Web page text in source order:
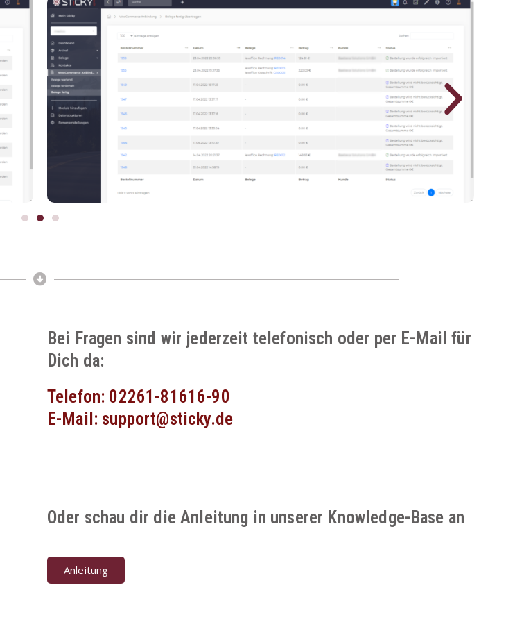
Bei Fragen sind wir jederzeit telefonisch oder per E-Mail für
Dich da:
Telefon: 02261-81616-90
E-Mail: support@sticky.de
Oder schau dir die Anleitung in unserer Knowledge-Base an
Anleitung